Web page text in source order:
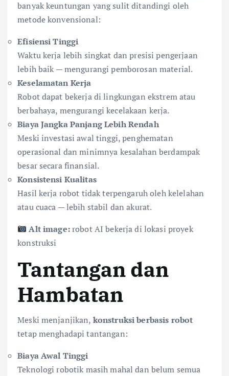
banyak keuntungan yang sulit ditandingi oleh
metode konvensional:
Efisiensi Tinggi
Waktu kerja lebih singkat dan presisi pengerjaan
lebih baik — mengurangi pemborosan material.
Keselamatan Kerja
Robot dapat bekerja di lingkungan ekstrem atau
berbahaya, mengurangi kecelakaan kerja.
Biaya Jangka Panjang Lebih Rendah
Meski investasi awal tinggi, penghematan
operasional dan minimnya kesalahan berdampak
besar secara finansial.
Konsistensi Kualitas
Hasil kerja robot tidak terpengaruh oleh kelelahan
atau cuaca — lebih stabil dan akurat.
Alt image:robot AI bekerja di lokasi proyek
konstruksi
Tantangan dan
Hambatan
Meski menjanjikan, konstruksi berbasis robot
tetap menghadapi tantangan:
Biaya Awal Tinggi
Teknologi robotik masih mahal dan belum semua